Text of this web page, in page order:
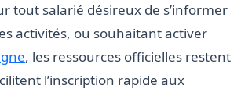
tout salarié désireux de s’informer
activités, ou souhaitant activer
, les ressources officielles restent
l’inscription rapide aux